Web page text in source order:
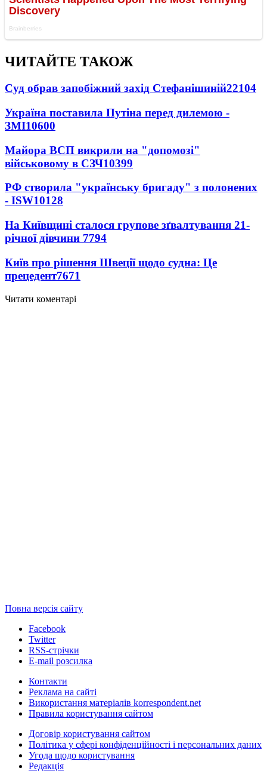
ЧИТАЙТЕ ТАКОЖ
Суд обрав запобіжний захід Стефанішиній22104
Україна поставила Путіна перед дилемою -
ЗМІ10600
Майора ВСП викрили на "допомозі"
військовому в СЗЧ10399
РФ створила "українську бригаду" з полонених
- ISW10128
На Київщині сталося групове зґвалтування 21-
річної дівчини 7794
Київ про рішення Швеції щодо судна: Це
прецедент7671
Читати коментарі
Повна версія сайту
Facebook
Twitter
RSS-стрічки
E-mail розсилка
Контакти
Реклама на сайті
Використання матеріалів korrespondent.net
Правила користування сайтом
Договір користування сайтом
Політика у сфері конфіденційності і персональних даних
Угода щодо користування
Редакція